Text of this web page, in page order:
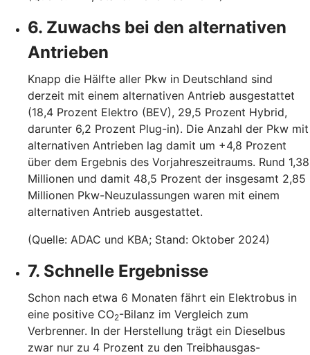
6. Zuwachs bei den alternativen
Antrieben
Knapp die Hälfte aller Pkw in Deutschland sind
derzeit mit einem alternativen Antrieb ausgestattet
(18,4 Prozent Elektro (BEV), 29,5 Prozent Hybrid,
darunter 6,2 Prozent Plug-in). Die Anzahl der Pkw mit
alternativen Antrieben lag damit um +4,8 Prozent
über dem Ergebnis des Vorjahreszeitraums. Rund 1,38
Millionen und damit 48,5 Prozent der insgesamt 2,85
Millionen Pkw-Neuzulassungen waren mit einem
alternativen Antrieb ausgestattet.
(Quelle: ADAC und KBA; Stand: Oktober 2024)
7. Schnelle Ergebnisse
Schon nach etwa 6 Monaten fährt ein Elektrobus in
eine positive CO2-Bilanz im Vergleich zum
Verbrenner. In der Herstellung trägt ein Dieselbus
zwar nur zu 4 Prozent zu den Treibhausgas-